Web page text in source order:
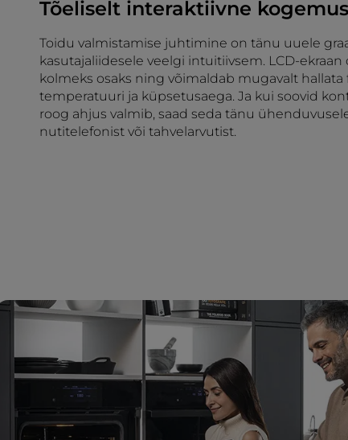
Tõeliselt interaktiivne kogemus
Toidu valmistamise juhtimine on tänu uuele
kasutajaliidesele veelgi intuitiivsem. LCD-ekraan
kolmeks osaks ning võimaldab mugavalt hallata
temperatuuri ja küpsetusaega. Ja kui soovid
roog ahjus valmib, saad seda tänu
nutitelefonist või tahvelarvutist.